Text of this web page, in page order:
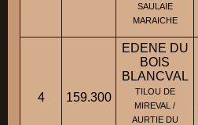
SAULAIE
MARAICHE
4 159.300
EDENE DU
BOIS
BLANCVAL
TILOU DE
MIREVAL /
AURTIE DU